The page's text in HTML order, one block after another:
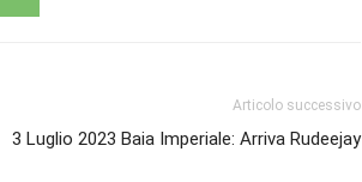
Articolo successivo
3 Luglio 2023 Baia Imperiale: Arriva Rudeejay